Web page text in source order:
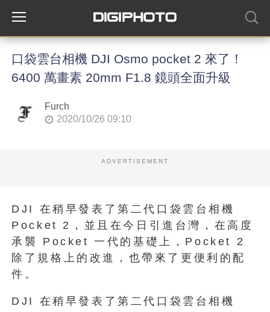
口袋雲台相機 DJI Osmo pocket 2 來了！
6400 萬畫素 20mm F1.8 鏡頭全面升級
Furch
2020/10/26 09:10
ADVERTISEMENT
DJI 在稍早發表了第二代口袋雲台相機
Pocket 2，並且在今日引進台灣，在高度
承襲 Pocket 一代的基礎上，Pocket 2
除了規格上的改進，也帶來了更便利的配
件。
DJI 在稍早發表了第二代口袋雲台相機